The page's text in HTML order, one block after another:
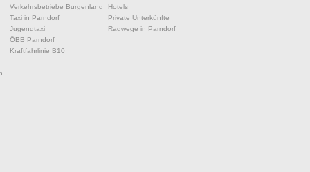
Verkehrsbetriebe Burgenland
Taxi in Parndorf
Jugendtaxi
ÖBB Parndorf
Kraftfahrlinie B10
Hotels
Private Unterkünfte
Radwege in Parndorf